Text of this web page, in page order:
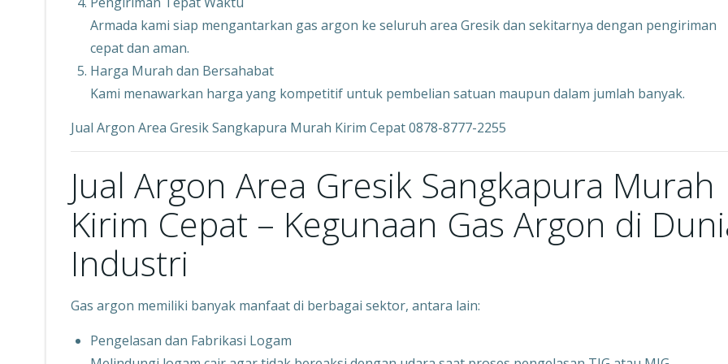
Armada kami siap mengantarkan gas argon ke seluruh area Gresik dan sekitarnya dengan pengiriman
cepat dan aman.
Harga Murah dan Bersahabat
Kami menawarkan harga yang kompetitif untuk pembelian satuan maupun dalam jumlah banyak.
Jual Argon Area Gresik Sangkapura Murah Kirim Cepat 0878-8777-2255
Jual Argon Area Gresik Sangkapura Murah
Kirim Cepat – Kegunaan Gas Argon di
Industri
Gas argon memiliki banyak manfaat di berbagai sektor, antara lain:
Pengelasan dan Fabrikasi Logam